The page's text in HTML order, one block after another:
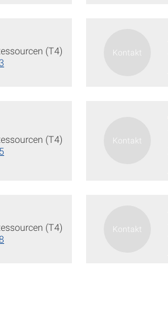
(T4)
(T4)
(T4)